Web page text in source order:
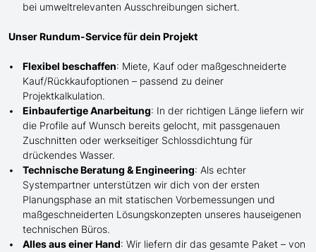
bei umweltrelevanten Ausschreibungen sichert.
Unser Rundum-Service für dein Projekt
Flexibel beschaffen: Miete, Kauf oder maßgeschneiderte
Kauf/Rückkaufoptionen – passend zu deiner
Projektkalkulation.
Einbaufertige Anarbeitung: In der richtigen Länge liefern wir
die Profile auf Wunsch bereits gelocht, mit passgenauen
Zuschnitten oder werkseitiger Schlossdichtung für
drückendes Wasser.
Technische Beratung & Engineering: Als echter
Systempartner unterstützen wir dich von der ersten
Planungsphase an mit statischen Vorbemessungen und
maßgeschneiderten Lösungskonzepten unseres hauseigenen
technischen Büros.
Alles aus einer Hand: Wir liefern dir das gesamte Paket – von